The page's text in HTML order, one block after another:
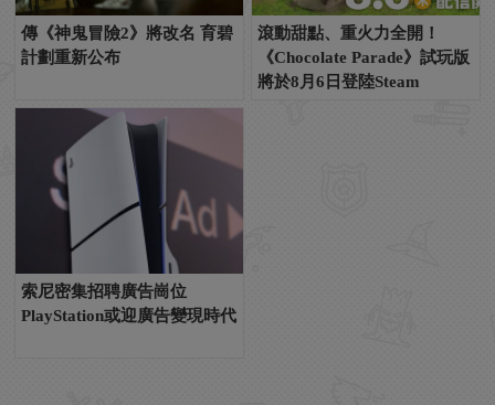
傳《神鬼冒險2》將改名 育碧
計劃重新公布
滾動甜點、重火力全開！
《Chocolate Parade》試玩版
將於8月6日登陸Steam
索尼密集招聘廣告崗位
PlayStation或迎廣告變現時代